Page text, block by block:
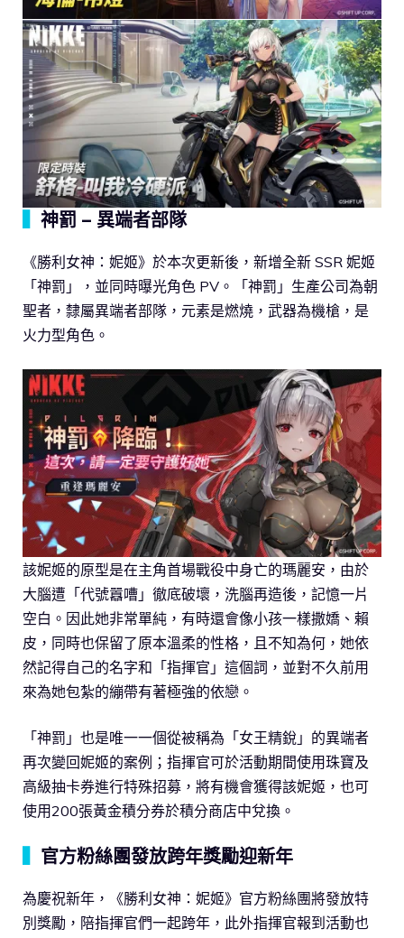
神罰 – 異端者部隊
《勝利女神：妮姬》於本次更新後，新增全新 SSR 妮姬
「神罰」，並同時曝光角色 PV。「神罰」生產公司為朝
聖者，隸屬異端者部隊，元素是燃燒，武器為機槍，是
火力型角色。
該妮姬的原型是在主角首場戰役中身亡的瑪麗安，由於
大腦遭「代號囂嘈」徹底破壞，洗腦再造後，記憶一片
空白。因此她非常單純，有時還會像小孩一樣撒嬌、賴
皮，同時也保留了原本溫柔的性格，且不知為何，她依
然記得自己的名字和「指揮官」這個詞，並對不久前用
來為她包紮的繃帶有著極強的依戀。
「神罰」也是唯一一個從被稱為「女王精銳」的異端者
再次變回妮姬的案例；指揮官可於活動期間使用珠寶及
高級抽卡券進行特殊招募，將有機會獲得該妮姬，也可
使用200張黃金積分券於積分商店中兌換。
官方粉絲團發放跨年獎勵迎新年
為慶祝新年，《勝利女神：妮姬》官方粉絲團將發放特
別獎勵，陪指揮官們一起跨年，此外指揮官報到活動也